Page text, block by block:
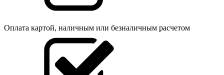
Оплата картой, наличным или безналичным расчетом